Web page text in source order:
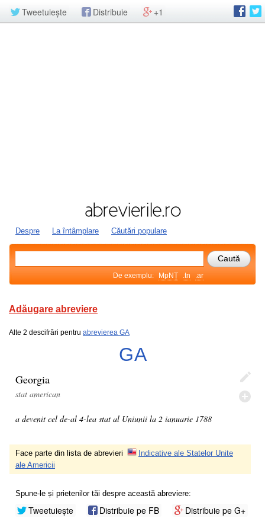
Tweetuiește Distribuie +1
Despre La întâmplare Căutări populare
De exemplu: MpNȚ .tn .ar
Adăugare abreviere
Alte 2 descifrări pentru abrevierea GA
GA
Georgia
stat american
a devenit cel de-al 4-lea stat al Uniunii la 2 ianuarie 1788
Face parte din lista de abrevieri
Indicative ale Statelor Unite
ale Americii
Spune-le și prietenilor tăi despre această abreviere:
Tweetuiește Distribuie pe FB Distribuie pe G+